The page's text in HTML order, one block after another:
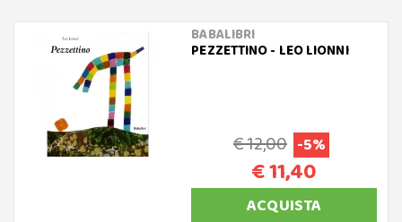
BABALIBRI
PEZZETTINO - LEO LIONNI
€ 12,00 -5%
€ 11,40
ACQUISTA